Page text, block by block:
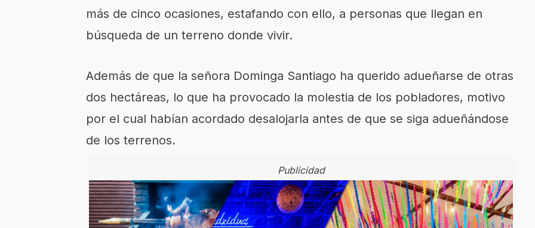
más de cinco ocasiones, estafando con ello, a personas que llegan en
búsqueda de un terreno donde vivir.
Además de que la señora Dominga Santiago ha querido adueñarse de otras
dos hectáreas, lo que ha provocado la molestia de los pobladores, motivo
por el cual habían acordado desalojarla antes de que se siga adueñándose
de los terrenos.
Publicidad